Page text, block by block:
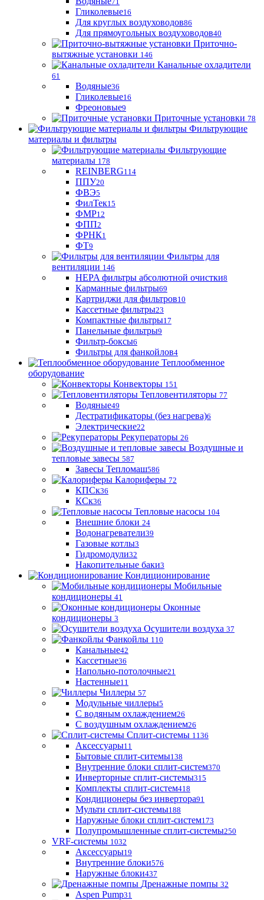
Гликолевые16
Для круглых воздуховодов86
Для прямоугольных воздуховодов40
Приточно-
вытяжные установки 146
Канальные охладители
61
Водяные36
Гликолевые16
Фреоновые9
Приточные установки 78
Фильтрующие
материалы и фильтры
Фильтрующие
материaлы 178
REINBERG114
ППУ20
ФВЭ5
ФилТек15
ФМР12
ФПП2
ФРНК1
ФТ9
Фильтры для
вентиляции 146
HEPA фильтры абсолютной очистки8
Карманные фильтры69
Картриджи для фильтров10
Кассетные фильтры23
Компактные фильтры17
Панельные фильтры9
Фильтр-боксы6
Фильтры для фанкойлов4
Теплообменное
оборудование
Конвекторы 151
Тепловентиляторы 77
Водяные49
Дестратификаторы (без нагрева)6
Электрические22
Рекуператоры 26
Воздушные и
тепловые завесы 587
Завесы Тепломаш586
Калориферы 72
КПСк36
КСк36
Тепловые насосы 104
Внешние блоки 24
Водонагреватели39
Газовые котлы3
Гидромодули32
Накопительные баки3
Кондиционирование
Мобильные
кондиционеры 41
Оконные
кондиционеры 3
Осушители воздуха 37
Фанкойлы 110
Канальные42
Кассетные36
Напольно-потолочные21
Настенные11
Чиллеры 57
Модульные чиллеры5
С водяным охлаждением26
С воздушным охлаждением26
Сплит-системы 1136
Аксессуары11
Бытовые сплит-ситемы138
Внутренние блоки сплит-систем370
Инверторные сплит-системы315
Комплекты сплит-систем418
Кондиционеры без инвертора91
Мульти сплит-системы188
Наружные блоки сплит-систем173
Полупромышленные сплит-системы250
VRF-системы 1032
Аксессуары19
Внутренние блоки576
Наружные блоки437
Дренажные помпы 32
Aspen Pump31